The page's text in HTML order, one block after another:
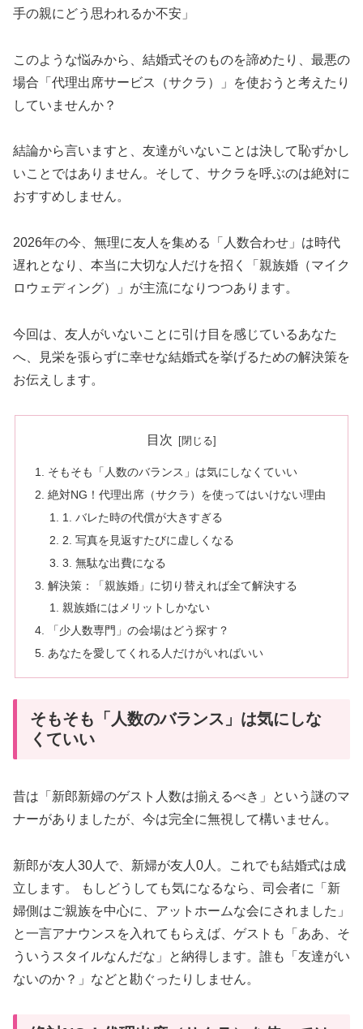
手の親にどう思われるか不安」
このような悩みから、結婚式そのものを諦めたり、最悪の
場合「代理出席サービス（サクラ）」を使おうと考えたり
していませんか？
結論から言いますと、友達がいないことは決して恥ずかし
いことではありません。そして、サクラを呼ぶのは絶対に
おすすめしません。
2026年の今、無理に友人を集める「人数合わせ」は時代
遅れとなり、本当に大切な人だけを招く「親族婚（マイク
ロウェディング）」が主流になりつつあります。
今回は、友人がいないことに引け目を感じているあなた
へ、見栄を張らずに幸せな結婚式を挙げるための解決策を
お伝えします。
目次
そもそも「人数のバランス」は気にしなくていい
絶対NG！代理出席（サクラ）を使ってはいけない理由
1. バレた時の代償が大きすぎる
2. 写真を見返すたびに虚しくなる
3. 無駄な出費になる
解決策：「親族婚」に切り替えれば全て解決する
親族婚にはメリットしかない
「少人数専門」の会場はどう探す？
あなたを愛してくれる人だけがいればいい
そもそも「人数のバランス」は気にしな
くていい
昔は「新郎新婦のゲスト人数は揃えるべき」という謎のマ
ナーがありましたが、今は完全に無視して構いません。
新郎が友人30人で、新婦が友人0人。これでも結婚式は成
立します。 もしどうしても気になるなら、司会者に「新
婦側はご親族を中心に、アットホームな会にされました」
と一言アナウンスを入れてもらえば、ゲストも「ああ、そ
ういうスタイルなんだな」と納得します。誰も「友達がい
ないのか？」などと勘ぐったりしません。